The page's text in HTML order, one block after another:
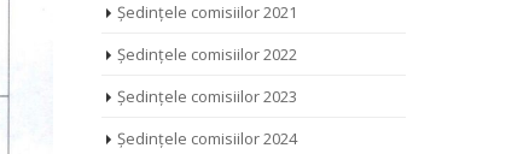
Ședințele comisiilor 2021
Ședințele comisiilor 2022
Ședințele comisiilor 2023
Ședințele comisiilor 2024